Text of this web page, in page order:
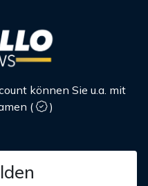
können Sie u.a. mit
(
)